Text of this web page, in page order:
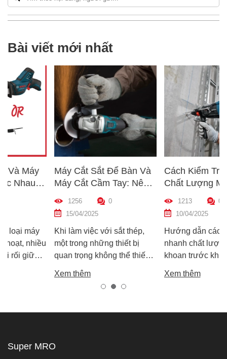
Bài viết mới nhất
Máy Cắt Sắt Để Bàn Và
Máy Cắt Cầm Tay: Nên
Chọn Loại Nào Phù Hợp
0
15/04/2025
Khi làm việc với sắt thép,
một trong những thiết bị
quan trọng không thể thiếu
nhiên, trên thị trường hiện
nay có hai dòng phổ biến là
bài viết này, Super MRO sẽ
Cách Kiểm Tra Nhanh
Chất Lượng Máy Khoan
Trước Khi Mua – Hướng
Dẫn Chi Tiết Cho Người
0
10/04/2025
Hướng dẫn cách kiểm tra
nhanh chất lượng máy
khoan trước khi mua – giúp
tốt, bền, hoạt động ổn định,
tránh hàng giả, hàng kém
Super MRO